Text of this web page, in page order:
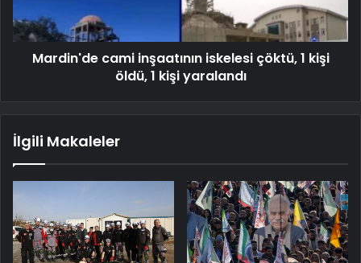
Mardin'de cami inşaatının iskelesi çöktü, 1 kişi
öldü, 1 kişi yaralandı
İlgili Makaleler